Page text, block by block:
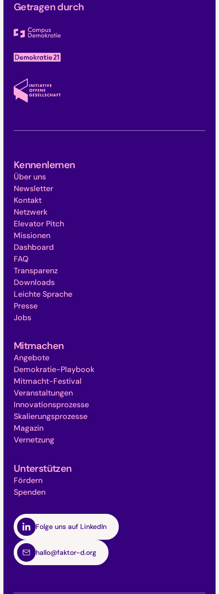
Getragen durch
Folge uns auf LinkedIn
hallo@faktor-d.org
Kennenlernen
Über uns
Newsletter
Kontakt
Netzwerk
Elevator Pitch
Missionen
Dashboard
FAQ
Transparenz
Downloads
Leichte Sprache
Presse
Jobs
Mitmachen
Angebote
Demokratie-Playbook
Mitmacht-Festival
Veranstaltungen
Innovationsprozesse
Skalierungsprozesse
Magazin
Vernetzung
Unterstützen
Fördern
Spenden